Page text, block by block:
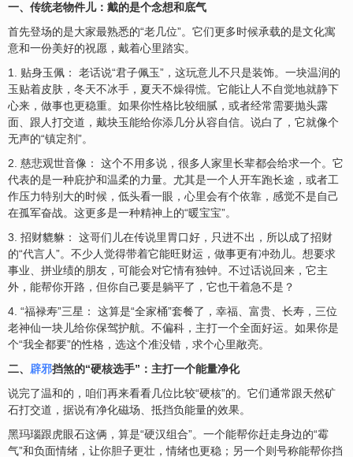
一、传统老物件儿：戴的是个念想和底气
首先登场的是大家最熟悉的“老几位”。它们更多时候承载的是文化寓
意和一份美好的祝愿，戴着心里踏实。
1. 贴身玉佩： 老话说“君子佩玉”，这玩意儿不只是装饰。一块温润的
玉贴着皮肤，冬天不冰手，夏天不燥得慌。它能让人不自觉地就静下
心来，做事也更稳重。如果你性格比较细腻，或者经常需要抛头露
面、跟人打交道，戴块玉能给你添几分从容自信。说白了，它就像个
无声的“镇定剂”。
2. 慈悲观世音像： 这个不用多说，很多人家里长辈都会给求一个。它
代表的是一种庇护和温柔的力量。尤其是一个人开车跑长途，或者工
作压力特别大的时候，低头看一眼，心里会有个依靠，感觉不是自己
在孤军奋战。这更多是一种精神上的“暖宝宝”。
3. 招财貔貅： 这哥们儿在传说里胃口好，只进不出，所以成了招财
的“代言人”。不少人觉得带着它能旺财运，做事更有冲劲儿。想要求
事业、拼业绩的朋友，可能会对它情有独钟。不过话说回来，它主
外，能帮你开路，但你自己要是躺平了，它也干着急不是？
4. “福禄寿”三星： 这算是“全家桶”套餐了，幸福、富贵、长寿，三位
老神仙一块儿给你保驾护航。不偏科，主打一个全面好运。如果你是
个“我全都要”的性格，选这个准没错，求个心里敞亮。
二、 辟邪挡煞的“硬核选手”：主打一个能量净化
说完了温和的，咱们再来看看几位比较“硬核”的。它们通常跟天然矿
石打交道，据说有净化磁场、抵挡负能量的效果。
黑玛瑙跟虎眼石这俩，算是“硬汉组合”。一个能帮你赶走身边的“霉
气”和负面情绪，让你胆子更壮，情绪也更稳；另一个则号称能帮你挡